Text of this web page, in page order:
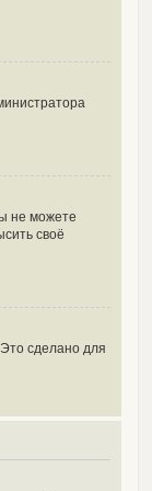
не можете
своё
сделано для